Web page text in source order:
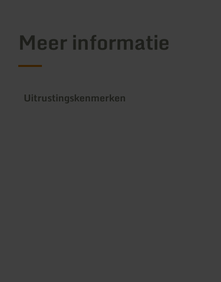
Meer informatie
Uitrustingskenmerken